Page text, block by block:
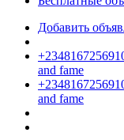
Добавить
and fame
and fame